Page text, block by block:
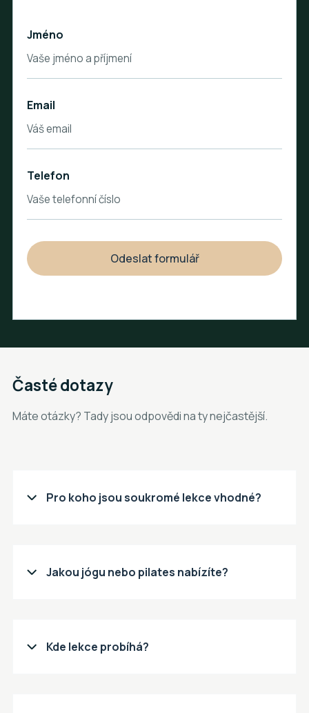
Jméno
Email
Telefon
Časté dotazy
Máte otázky? Tady jsou odpovědi na ty nejčastější.
 Pro koho jsou soukromé lekce vhodné?
 Jakou jógu nebo pilates nabízíte?
 Kde lekce probíhá?